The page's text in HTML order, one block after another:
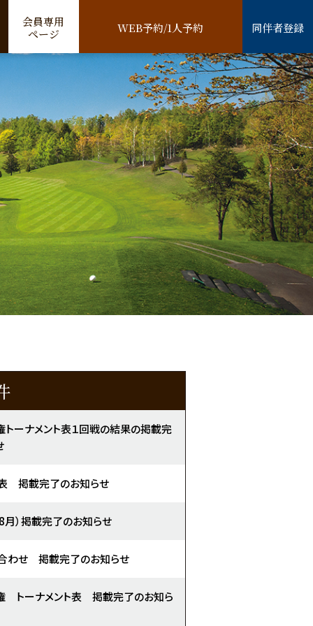
会員専用
ページ
WEB予約/1人予約 同伴者登録
トーナメント表１回戦の結果の掲載完
掲載完了のお知らせ
月）掲載完了のお知らせ
わせ 掲載完了のお知らせ
トーナメント表 掲載完了のお知ら